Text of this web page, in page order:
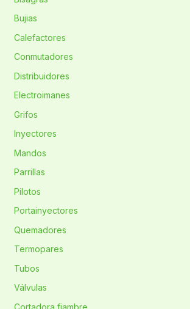
Bujias
Calefactores
Conmutadores
Distribuidores
Electroimanes
Grifos
Inyectores
Mandos
Parrillas
Pilotos
Portainyectores
Quemadores
Termopares
Tubos
Válvulas
Cortadora fiambre